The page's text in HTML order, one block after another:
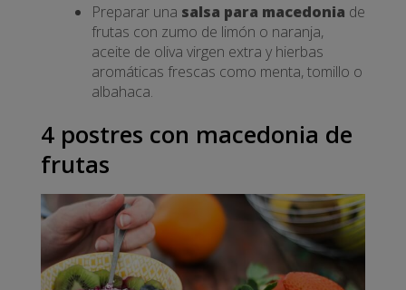
Preparar una salsa para macedonia de
frutas con zumo de limón o naranja,
aceite de oliva virgen extra y hierbas
aromáticas frescas como menta, tomillo o
albahaca.
4 postres con macedonia de
frutas